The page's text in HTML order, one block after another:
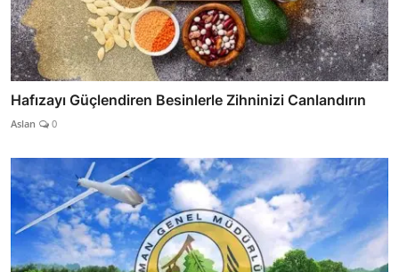
Hafızayı Güçlendiren Besinlerle Zihninizi Canlandırın
Aslan 0